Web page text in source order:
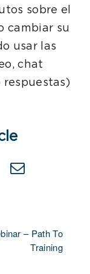
sobre el
cambiar su
usar las
chat
respuestas)
Email
– Path To
Training